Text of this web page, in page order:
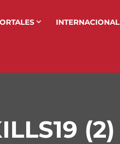
INTERNACIONAL
(2)